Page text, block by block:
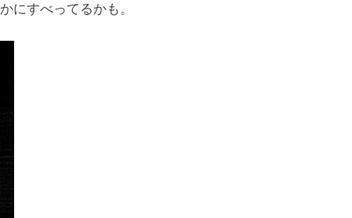
にすべってるかも。